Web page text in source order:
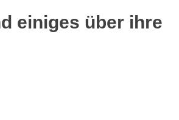
einiges über ihre